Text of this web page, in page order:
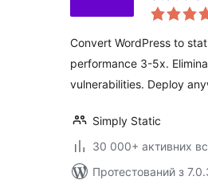
Convert WordPress to
performance 3-5x.
vulnerabilities. Deploy
Simply Static
30 000+ активних
Протестований з